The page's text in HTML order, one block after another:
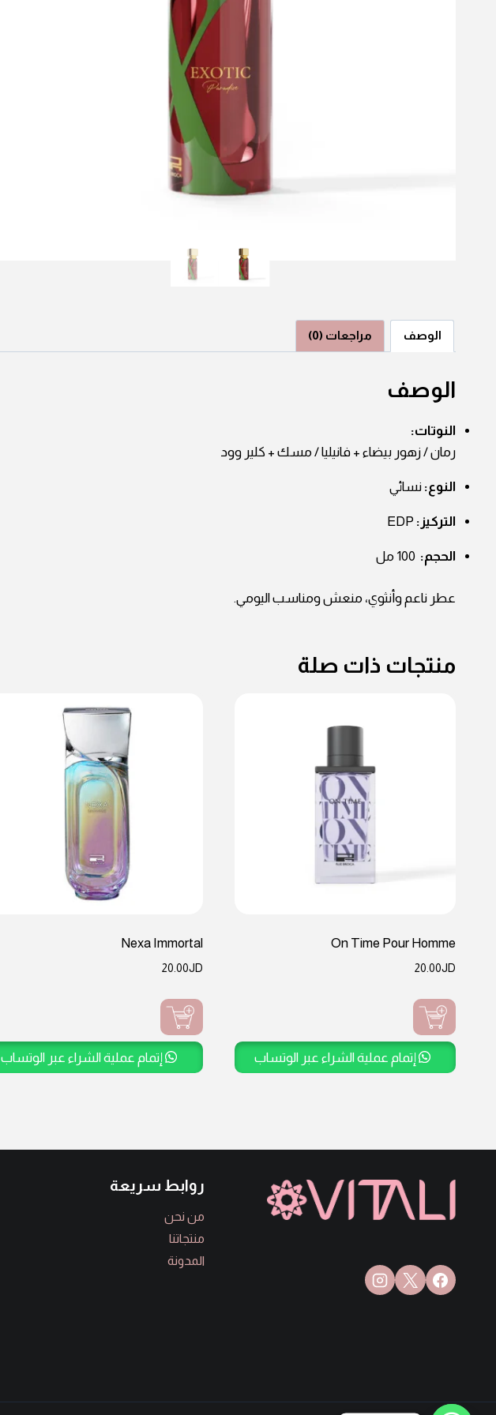
الوصف مراجعات (0)
الوصف
النوتات:
رمان / زهور بيضاء + فانيليا / مسك + كلير وود
النوع: نسائي
التركيز:
الحجم:
عطر ناعم وأنثوي، منعش ومناسب اليومي.
منتجات ذات صلة
On Time Pour Homme
JD
20.00
إتمام عملية الشراء عبر الوتساب
Nexa Immortal
JD
20.00
إتمام عملية الشراء عبر الوتساب
روابط سريعة
من نحن
منتجاتنا
المدونة